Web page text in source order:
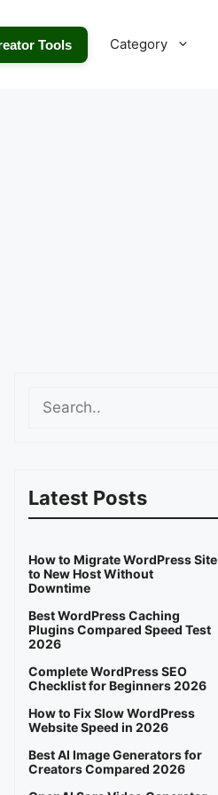
Tools Category
Search
Latest Posts
How to Migrate WordPress Site
to New Host Without
Downtime
Best WordPress Caching
Plugins Compared Speed Test
2026
Complete WordPress SEO
Checklist for Beginners 2026
How to Fix Slow WordPress
Website Speed in 2026
Best AI Image Generators for
Creators Compared 2026